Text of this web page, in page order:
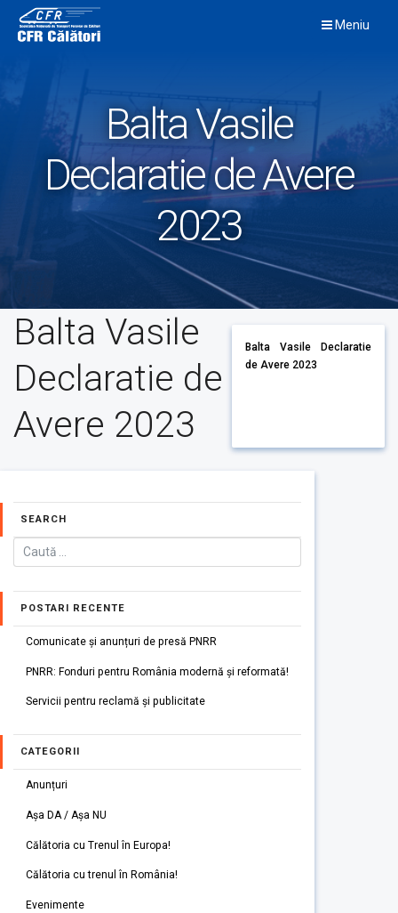
content
Meniu
Balta Vasile
Declaratie de Avere
2023
Balta Vasile
Declaratie de
Avere 2023
Balta Vasile Declaratie
de Avere 2023
SEARCH
POSTARI RECENTE
Comunicate și anunțuri de presă PNRR
PNRR: Fonduri pentru România modernă și reformată!
Servicii pentru reclamă și publicitate
CATEGORII
Anunțuri
Așa DA / Așa NU
Călătoria cu Trenul în Europa!
Călătoria cu trenul în România!
Evenimente